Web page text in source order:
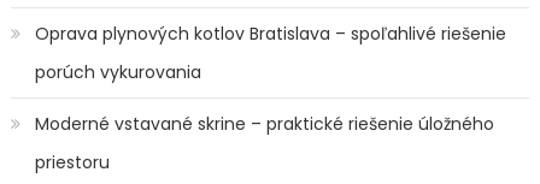
Oprava plynových kotlov Bratislava – spoľahlivé riešenie
porúch vykurovania
Moderné vstavané skrine – praktické riešenie úložného
priestoru